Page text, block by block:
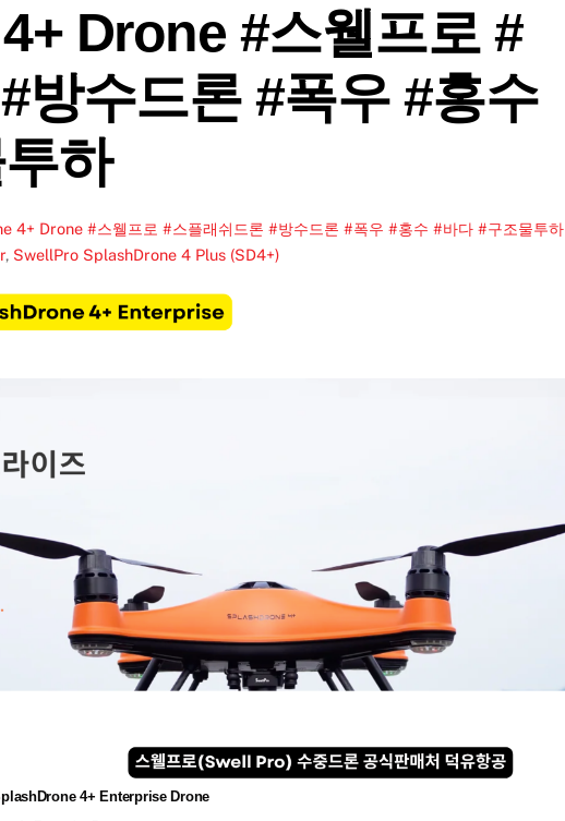
Drone #스웰프로 #
방수드론 #폭우 #홍수
하
4+ Drone #스웰프로 #스플래쉬드론 #방수드론 #폭우 #홍수 #바다 #구조물투하
, SwellPro SplashDrone 4 Plus (SD4+)
4+ Enterprise Drone